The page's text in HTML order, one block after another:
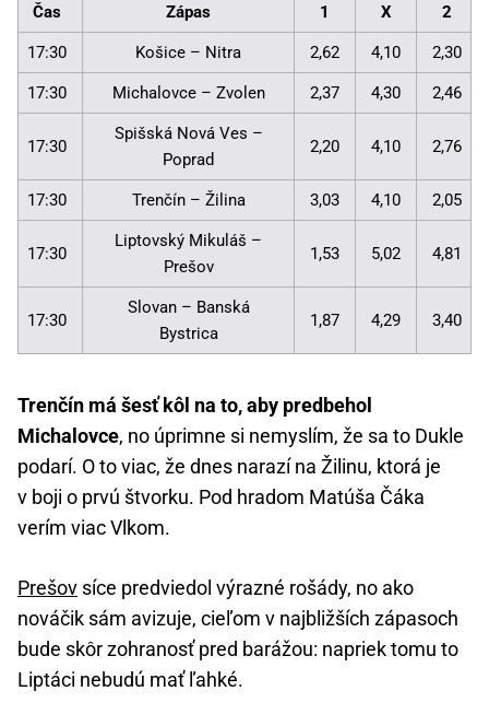
Čas Zápas 1 X 2
17:30 Košice – Nitra 2,62 4,10 2,30
17:30 Michalovce – Zvolen 2,37 4,30 2,46
17:30
Spišská Nová Ves –
Poprad
2,20 4,10 2,76
17:30 Trenčín – Žilina 3,03 4,10 2,05
17:30
Liptovský Mikuláš –
Prešov
1,53 5,02 4,81
17:30
Slovan – Banská
Bystrica
1,87 4,29 3,40
Trenčín má šesť kôl na to, aby predbehol
Michalovce, no úprimne si nemyslím, že sa to Dukle
podarí. O to viac, že dnes narazí na Žilinu, ktorá je
v boji o prvú štvorku. Pod hradom Matúša Čáka
verím viac Vlkom.
Prešov síce predviedol výrazné rošády, no ako
nováčik sám avizuje, cieľom v najbližších zápasoch
bude skôr zohranosť pred barážou: napriek tomu to
Liptáci nebudú mať ľahké.